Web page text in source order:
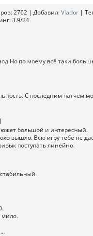
: 2762 | Добавил:Vlador |
:3.9/24
по моему всё таки
С последним патчем
большой и интересный.
вышло. Всю игру тебе не
поступать линейно.
мило.